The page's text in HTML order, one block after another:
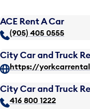
ACE Rent A Car
(905) 405 0555
City Car and Truck
https://
City Car and Truck
416 800 1222